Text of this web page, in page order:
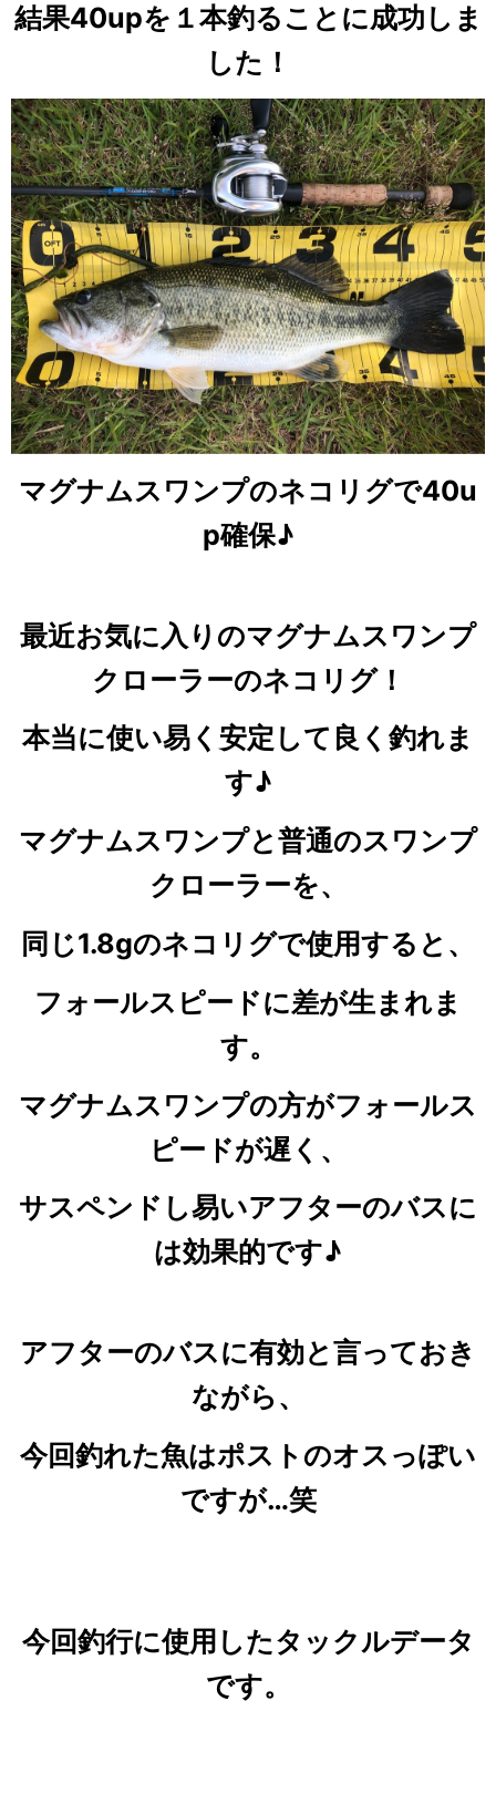
結果40upを１本釣ることに成功しま
した！
マグナムスワンプのネコリグで40u
p確保♪
最近お気に入りのマグナムスワンプ
クローラーのネコリグ！
本当に使い易く安定して良く釣れま
す♪
マグナムスワンプと普通のスワンプ
クローラーを、
同じ1.8gのネコリグで使用すると、
フォールスピードに差が生まれま
す。
マグナムスワンプの方がフォールス
ピードが遅く、
サスペンドし易いアフターのバスに
は効果的です♪
アフターのバスに有効と言っておき
ながら、
今回釣れた魚はポストのオスっぽい
ですが…笑
今回釣行に使用したタックルデータ
です。